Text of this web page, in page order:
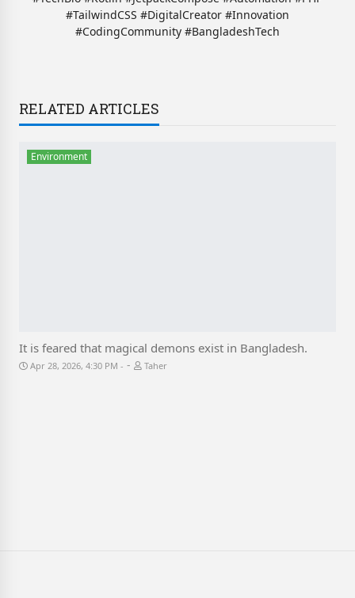
#TailwindCSS #DigitalCreator #Innovation
#CodingCommunity #BangladeshTech
RELATED ARTICLES
Environment
It is feared that magical demons exist in Bangladesh.
Apr 28, 2026, 4:30 PM - Taher